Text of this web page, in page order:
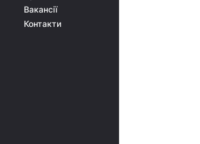
Вакансії
Контакти